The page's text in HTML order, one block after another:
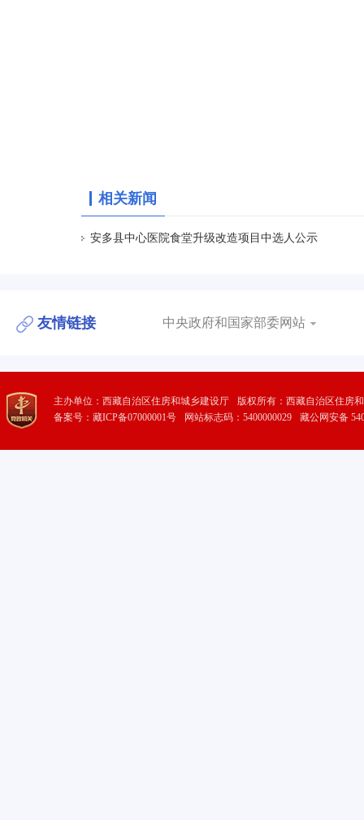
相关新闻
安多县中心医院食堂升级改造项目中选人公示
友情链接 中央政府和国家部委网站
主办单位：西藏自治区住房和城乡建设厅
版权所有：西藏自治区住房
备案号：藏ICP备07000001号
网站标志码：5400000029 藏公网安备